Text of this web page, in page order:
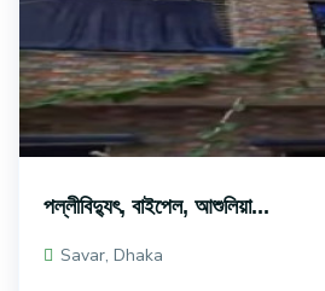
পল্লীবিদ্যুৎ, বাইপেল, আশুলিয়া...
Savar, Dhaka